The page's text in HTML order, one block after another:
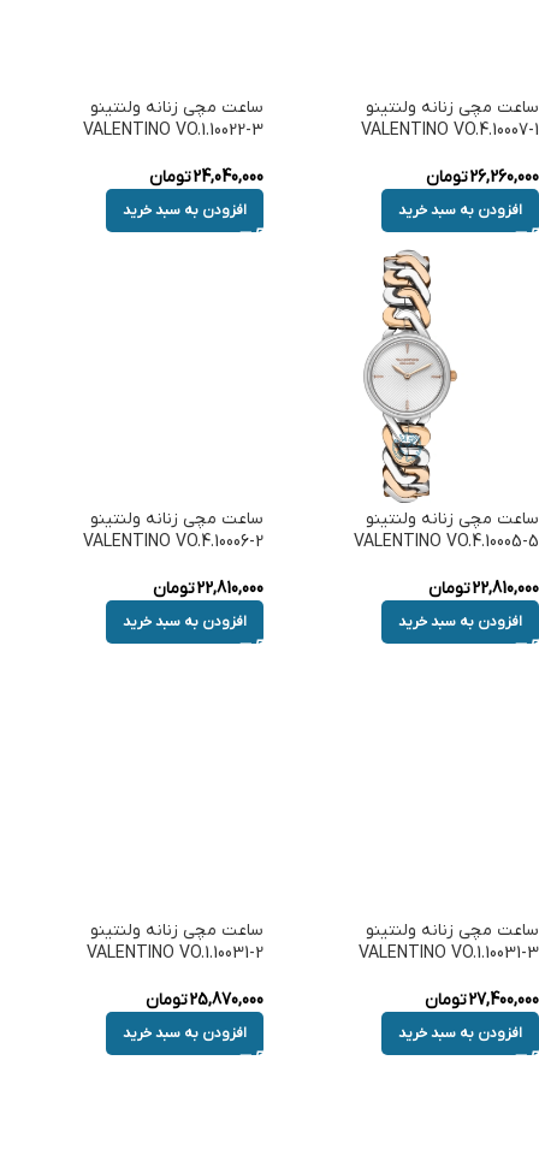
ساعت مچی زنانه ولنتینو
VALENTINO VO.4.10007-1
26,260,000تومان
افزودن به سبد خرید
ساعت مچی زنانه ولنتینو
VALENTINO VO.1.10022-3
24,040,000تومان
افزودن به سبد خرید
ساعت مچی زنانه ولنتینو
VALENTINO VO.4.10005-5
22,810,000تومان
افزودن به سبد خرید
ساعت مچی زنانه ولنتینو
VALENTINO VO.4.10006-2
22,810,000تومان
افزودن به سبد خرید
ساعت مچی زنانه ولنتینو
VALENTINO VO.1.10031-3
27,400,000تومان
افزودن به سبد خرید
ساعت مچی زنانه ولنتینو
VALENTINO VO.1.10031-2
25,870,000تومان
افزودن به سبد خرید